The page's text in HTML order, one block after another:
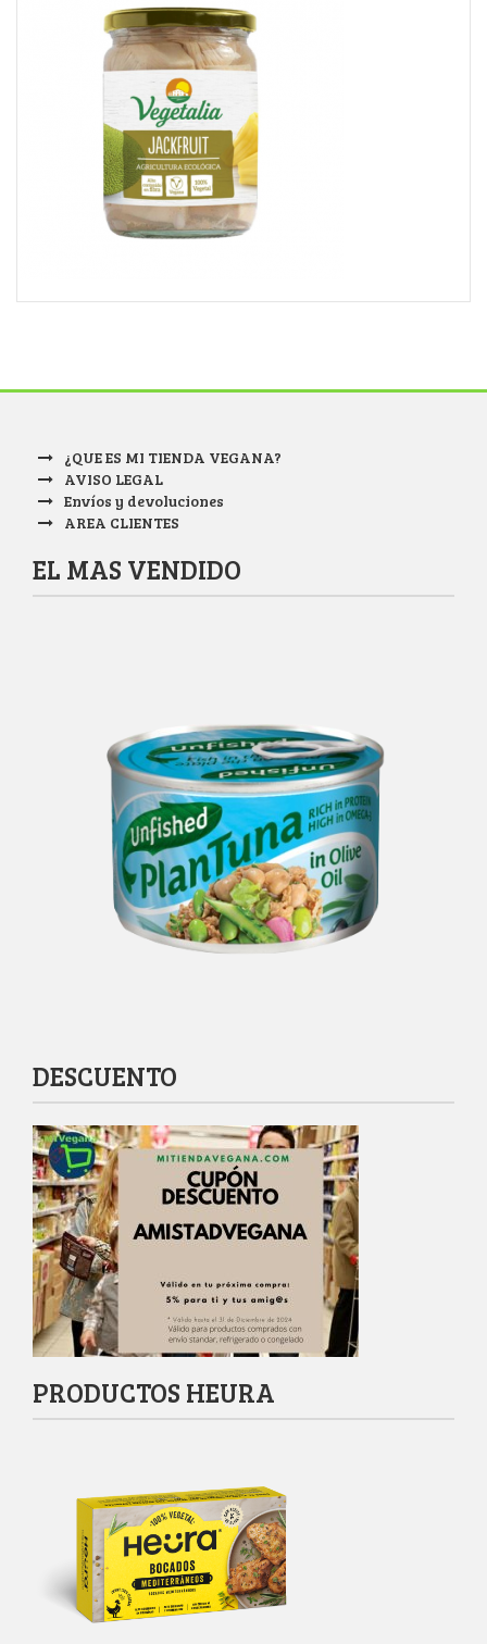
¿QUE ES MI TIENDA VEGANA?
AVISO LEGAL
Envíos y devoluciones
AREA CLIENTES
EL MAS VENDIDO
DESCUENTO
PRODUCTOS HEURA